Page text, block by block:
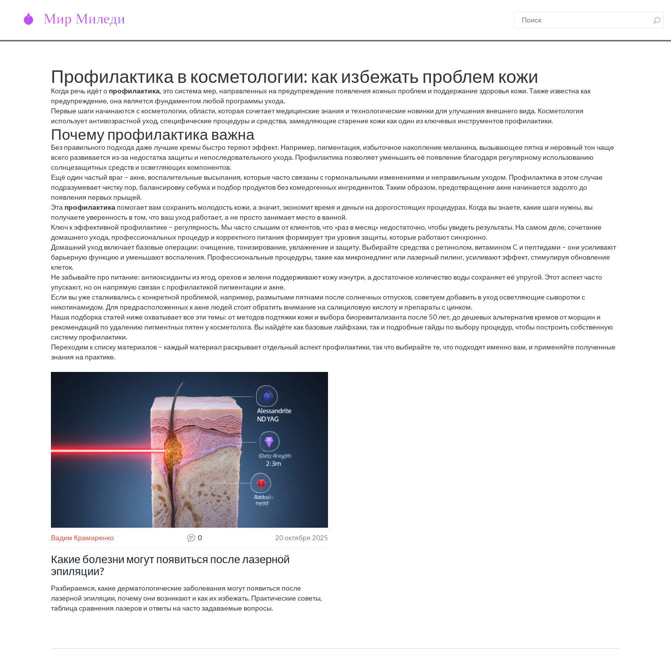
Профилактика в косметологии: как избежать проблем кожи
Когда речь идёт о профилактика, это система мер, направленных на предупреждение появления кожных проблем и поддержание здоровья кожи. Также известна как
предупреждение, она является фундаментом любой программы ухода.
Первые шаги начинаются с косметологии, области, которая сочетает медицинские знания и технологические новинки для улучшения внешнего вида. Косметология
используетантивозрастной уход, специфические процедуры и средства, замедляющие старение кожи как один из ключевых инструментов профилактики.
Почему профилактика важна
Без правильного подхода даже лучшие кремы быстро теряют эффект. Например, пигментация, избыточное накопление меланина, вызывающее пятна и неровный тон чаще
всего развивается из‑за недостатка защиты и непоследовательного ухода. Профилактика позволяет уменьшить её появление благодаря регулярному использованию
солнцезащитных средств и осветляющих компонентов.
Ещё один частый враг – акне, воспалительные высыпания, которые часто связаны с гормональными изменениями и неправильным уходом. Профилактика в этом случае
подразумевает чистку пор, балансировку себума и подбор продуктов без комедогенных ингредиентов. Таким образом, предотвращение акне начинается задолго до
появления первых прыщей.
Эта профилактика помогает вам сохранить молодость кожи, а значит, экономит время и деньги на дорогостоящих процедурах. Когда вы знаете, какие шаги нужны, вы
получаете уверенность в том, что ваш уход работает, а не просто занимает место в ванной.
Ключ к эффективной профилактике – регулярность. Мы часто слышим от клиентов, что «раз в месяц» недостаточно, чтобы увидеть результаты. На самом деле, сочетание
домашнего ухода, профессиональных процедур и корректного питания формирует три уровня защиты, которые работают синхронно.
Домашний уход включает базовые операции: очищение, тонизирование, увлажнение и защиту. Выбирайте средства с ретинолом, витамином C и пептидами – они усиливают
барьерную функцию и уменьшают воспаления. Профессиональные процедуры, такие как микронедлинг или лазерный пилинг, усиливают эффект, стимулируя обновление
клеток.
Не забывайте про питание: антиоксиданты из ягод, орехов и зелени поддерживают кожу изнутри, а достаточное количество воды сохраняет её упругой. Этот аспект часто
упускают, но он напрямую связан с профилактикой пигментации и акне.
Если вы уже сталкивались с конкретной проблемой, например, размытыми пятнами после солнечных отпусков, советуем добавить в уход осветляющие сыворотки с
никотинамидом. Для предрасположенных к акне людей стоит обратить внимание на салициловую кислоту и препараты с цинком.
Наша подборка статей ниже охватывает все эти темы: от методов подтяжки кожи и выбора биоревитализанта после 50 лет, до дешевых альтернатив кремов от морщин и
рекомендаций по удалению пигментных пятен у косметолога. Вы найдёте как базовые лайфхаки, так и подробные гайды по выбору процедур, чтобы построить собственную
систему профилактики.
Переходим к списку материалов – каждый материал раскрывает отдельный аспект профилактики, так что выбирайте те, что подходят именно вам, и применяйте полученные
знания на практике.
Вадим Крамаренко 0 20 октября 2025
Какие болезни могут появиться после лазерной
эпиляции?
Разбираемся, какие дерматологические заболевания могут появиться после
лазерной эпиляции, почему они возникают и как их избежать. Практические советы,
таблица сравнения лазеров и ответы на часто задаваемые вопросы.